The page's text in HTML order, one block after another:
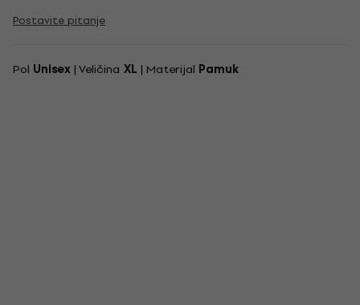
Postavite pitanje
Pol Unisex | Veličina XL | Materijal Pamuk